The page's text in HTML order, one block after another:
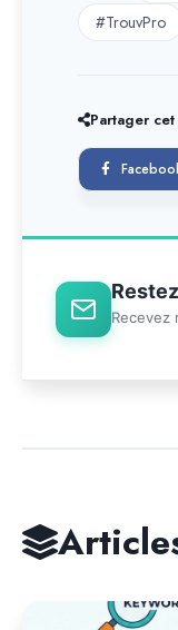
#TrouvPro
Partager
Recevez